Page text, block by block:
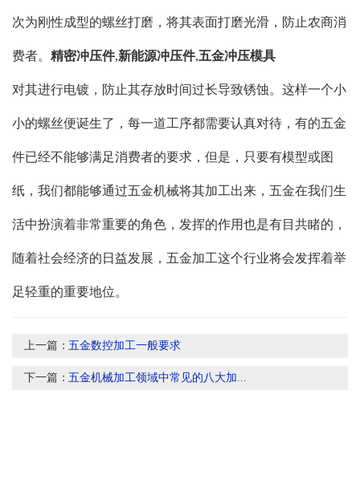
次为刚性成型的螺丝打磨，将其表面打磨光滑，防止农商消
费者。 精密冲压件,新能源冲压件,五金冲压模具
对其进行电镀，防止其存放时间过长导致锈蚀。这样一个小
小的螺丝便诞生了，每一道工序都需要认真对待，有的五金
件已经不能够满足消费者的要求，但是，只要有模型或图
纸，我们都能够通过五金机械将其加工出来，五金在我们生
活中扮演着非常重要的角色，发挥的作用也是有目共睹的，
随着社会经济的日益发展，五金加工这个行业将会发挥着举
足轻重的重要地位。
上一篇：五金数控加工一般要求
下一篇：五金机械加工领域中常见的八大加...